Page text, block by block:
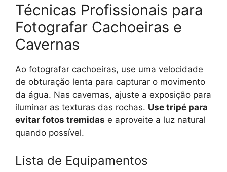
Técnicas Profissionais para
Fotografar Cachoeiras e
Cavernas
Ao fotografar cachoeiras, use uma velocidade
de obturação lenta para capturar o movimento
da água. Nas cavernas, ajuste a exposição para
iluminar as texturas das rochas. Use tripé para
evitar fotos tremidas e aproveite a luz natural
quando possível.
Lista de Equipamentos